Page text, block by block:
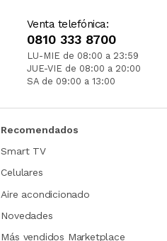
Venta telefónica:
0810 333 8700
LU-MIE de 08:00 a 23:59
JUE-VIE de 08:00 a 20:00
SA de 09:00 a 13:00
Recomendados
Smart TV
Celulares
Aire acondicionado
Novedades
Más vendidos Marketplace